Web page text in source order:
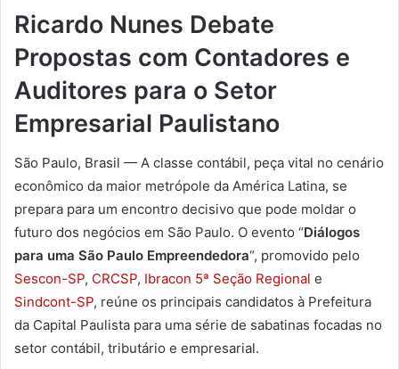
Ricardo Nunes Debate
Propostas com Contadores e
Auditores para o Setor
Empresarial Paulistano
São Paulo, Brasil — A classe contábil, peça vital no cenário
econômico da maior metrópole da América Latina, se
prepara para um encontro decisivo que pode moldar o
futuro dos negócios em São Paulo. O evento “Diálogos
para uma São Paulo Empreendedora“, promovido pelo
Sescon-SP, CRCSP, Ibracon 5ª Seção Regional e
Sindcont-SP, reúne os principais candidatos à Prefeitura
da Capital Paulista para uma série de sabatinas focadas no
setor contábil, tributário e empresarial.